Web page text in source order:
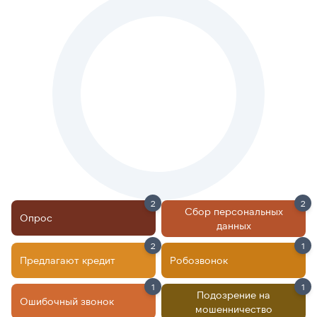
Опрос
2
Сбор персональных
данных
2
Предлагают кредит
2
Робозвонок
1
Ошибочный звонок
1
Подозрение на
мошенничество
1